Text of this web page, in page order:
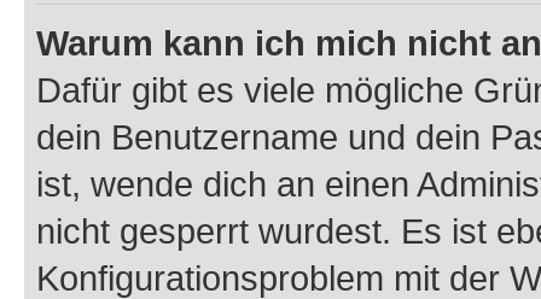
Warum kann ich mich nicht
Dafür gibt es viele mögliche
dein Benutzername und dein
ist, wende dich an einen
nicht gesperrt wurdest. Es ist
Konfigurationsproblem mit der